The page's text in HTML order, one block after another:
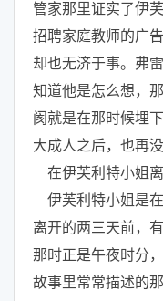
管家那里证实了伊
招聘家庭教师的广
却也无济于事。弗
知道他是怎么想，
阂就是在那时候埋
大成人之后，也再
在伊芙利特小姐离
伊芙利特小姐是
离开的两三天前，
那时正是午夜时分
故事里常常描述的